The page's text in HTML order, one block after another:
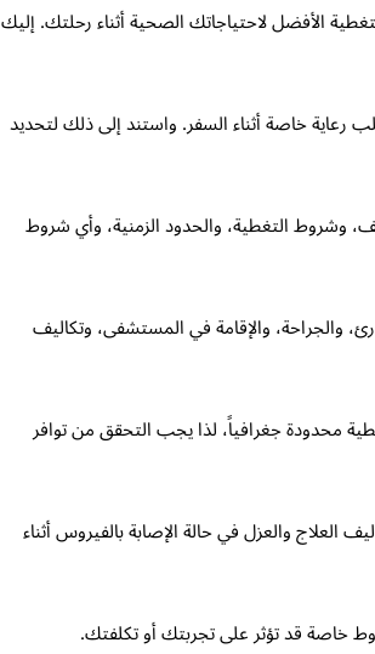
الأفضل لاحتياجاتك الصحية أثناء رحلتك. إليك
خاصة أثناء السفر. واستند إلى ذلك لتحديد
وشروط التغطية، والحدود الزمنية، وأي شروط
والجراحة، والإقامة في المستشفى، وتكاليف
محدودة جغرافياً، لذا يجب التحقق من توافر
والعزل في حالة الإصابة بالفيروس أثناء
خاصة قد تؤثر على تجربتك أو تكلفتك.